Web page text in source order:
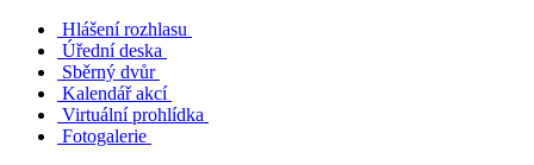
Hlášení rozhlasu
Úřední deska
Sběrný dvůr
Kalendář akcí
Virtuální prohlídka
Fotogalerie